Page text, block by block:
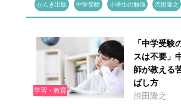
かんき出版 中学受験 小学生の勉強 渋田隆之
学習・教育
「中学受験
スは不要」
師が教える
ばし方
渋田隆之